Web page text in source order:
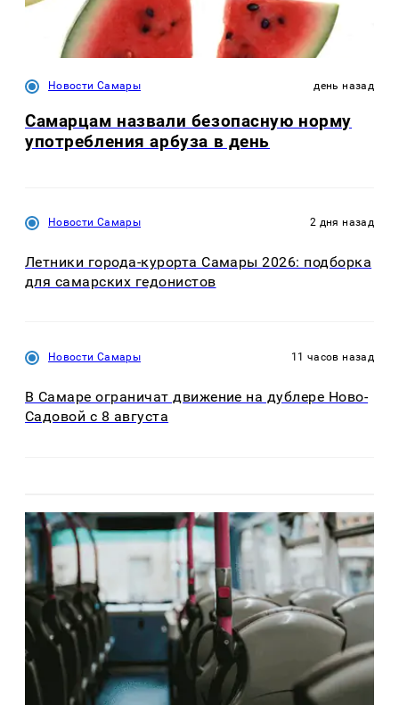
Новости Самары день назад
Самарцам назвали безопасную норму
употребления арбуза в день
Новости Самары 2 дня назад
Летники города-курорта Самары 2026: подборка
для самарских гедонистов
Новости Самары 11 часов назад
В Самаре ограничат движение на дублере Ново-
Садовой с 8 августа